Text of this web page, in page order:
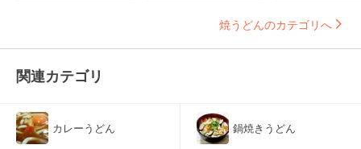
焼うどんのカテゴリへ
関連カテゴリ
カレーうどん 鍋焼きうどん